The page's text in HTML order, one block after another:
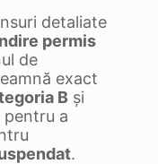
detaliate
permis
de
exact
B și
a
.